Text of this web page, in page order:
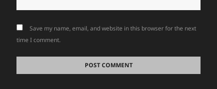
Save my name, email, and website in this browser for the next
time I comment.